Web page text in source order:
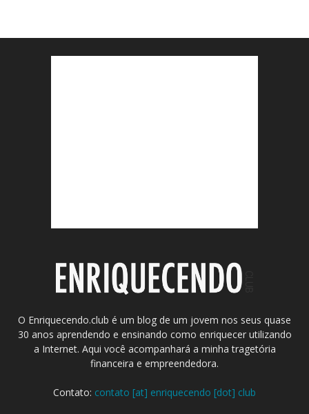
O Enriquecendo.club é um blog de um jovem nos seus quase
30 anos aprendendo e ensinando como enriquecer utilizando
a Internet. Aqui você acompanhará a minha tragetória
financeira e empreendedora.
Contato: contato [at] enriquecendo [dot] club